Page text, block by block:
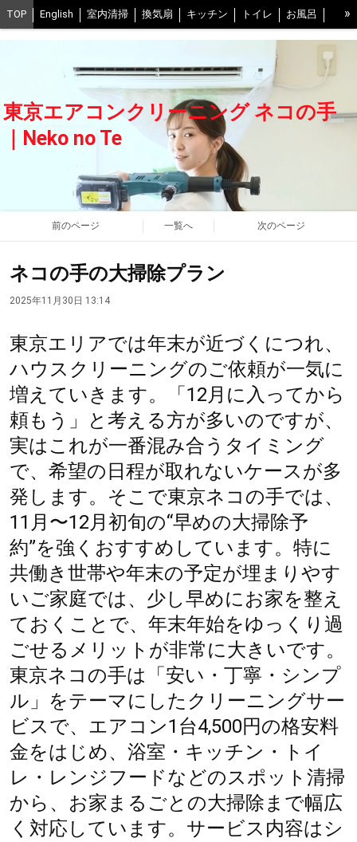
TOP English 室内清掃 換気扇 キッチン トイレ お風呂
お風呂の換気扇 ベランダ 床 室外機 口コミ 写真 予約
抗菌コート0円 スタッフ紹介 交通費について FAQ
当社の清掃方法 不調時の解決ヒント 中野区 世田谷区
江戸川区 江東区 練馬区 豊島区
千葉県西部 会社概要
ネコの手グループ一覧 プライバシーポリシー BLOG
»
東京エアコンクリーニング ネコの手
｜Neko no Te
前のページ 一覧へ 次のページ
ネコの手の大掃除プラン
2025年11月30日 13:14
東京エリアでは年末が近づくにつれ、
ハウスクリーニングのご依頼が一気に
増えていきます。「12月に入ってから
頼もう」と考える方が多いのですが、
実はこれが一番混み合うタイミング
で、希望の日程が取れないケースが多
発します。そこで東京ネコの手では、
11月〜12月初旬の“早めの大掃除予
約”を強くおすすめしています。特に
共働き世帯や年末の予定が埋まりやす
いご家庭では、少し早めにお家を整え
ておくことで、年末年始をゆっくり過
ごせるメリットが非常に大きいです。
東京ネコの手は「安い・丁寧・シンプ
ル」をテーマにしたクリーニングサー
ビスで、エアコン1台4,500円の格安料
金をはじめ、浴室・キッチン・トイ
レ・レンジフードなどのスポット清掃
から、お家まるごとの大掃除まで幅広
く対応しています。サービス内容はシ